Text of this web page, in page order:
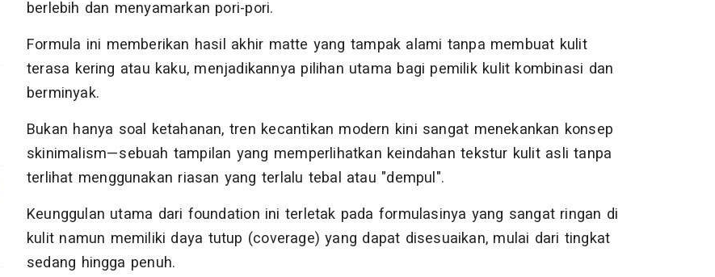
berlebih dan menyamarkan pori-pori.
Formula ini memberikan hasil akhir matte yang tampak alami tanpa membuat kulit
terasa kering atau kaku, menjadikannya pilihan utama bagi pemilik kulit kombinasi dan
berminyak.
Bukan hanya soal ketahanan, tren kecantikan modern kini sangat menekankan konsep
skinimalism—sebuah tampilan yang memperlihatkan keindahan tekstur kulit asli tanpa
terlihat menggunakan riasan yang terlalu tebal atau "dempul".
Keunggulan utama dari foundation ini terletak pada formulasinya yang sangat ringan di
kulit namun memiliki daya tutup (coverage) yang dapat disesuaikan, mulai dari tingkat
sedang hingga penuh.